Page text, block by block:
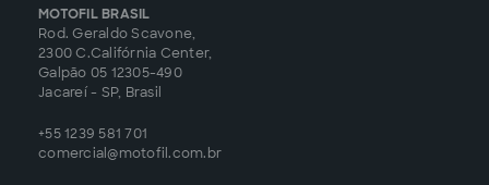
MOTOFIL BRASIL
Rod. Geraldo Scavone,
2300 C.Califórnia Center,
Galpão 05 12305-490
Jacareí - SP, Brasil
+55 1239 581 701
comercial@motofil.com.br